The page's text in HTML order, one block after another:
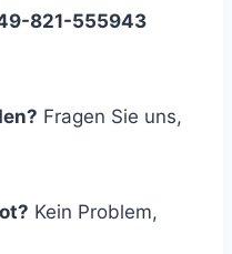
821-555943
Fragen Sie uns,
Kein Problem,